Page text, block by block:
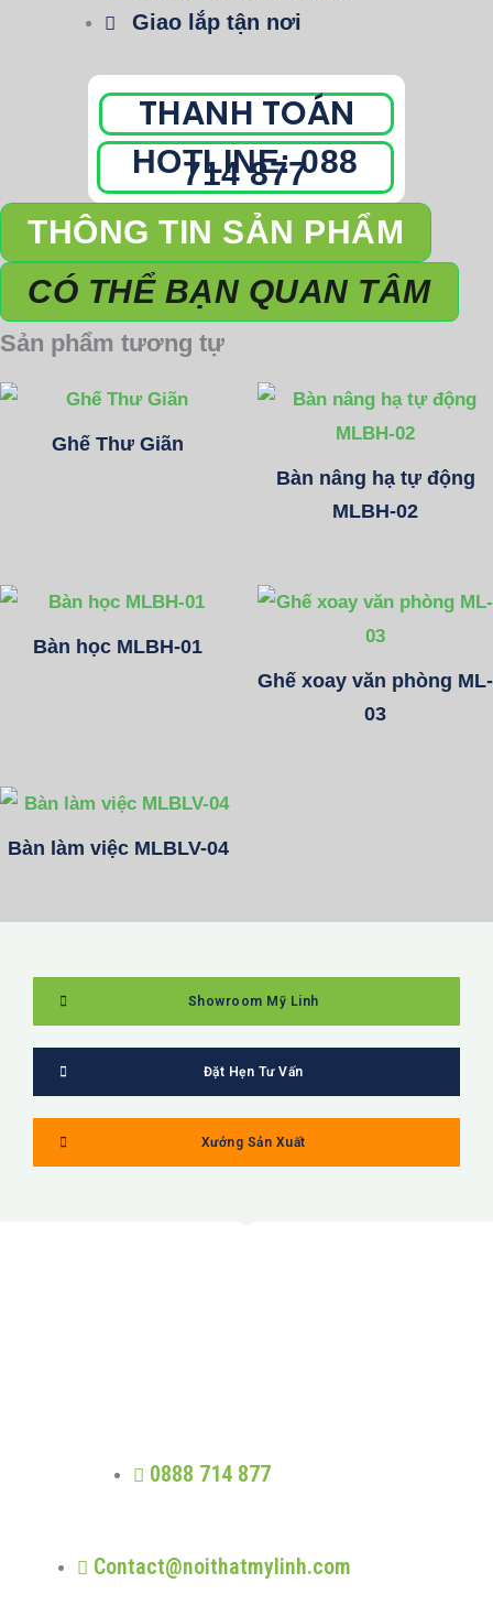
Giao lắp tận nơi
THANH TOÁN
HOTLINE: 088
714 877
THÔNG TIN SẢN PHẨM
CÓ THỂ BẠN QUAN TÂM
Sản phẩm tương tự
Ghế Thư Giãn
Bàn nâng hạ tự động
MLBH-02
Bàn học MLBH-01
Ghế xoay văn phòng ML-
03
Bàn làm việc MLBLV-04
Showroom Mỹ Linh
Đặt Hẹn Tư Vấn
Xưởng Sản Xuất
0888 714 877
Contact@noithatmylinh.com